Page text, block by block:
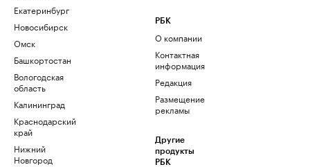
Екатеринбург
Новосибирск
Омск
Башкортостан
Вологодская
область
Калининград
Краснодарский
край
Нижний
Новгород
РБК
О компании
Контактная
информация
Редакция
Размещение
рекламы
Другие
продукты
РБК